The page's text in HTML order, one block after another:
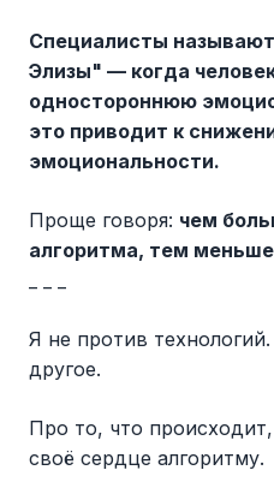
Специалисты
Элизы" — когда
одностороннюю
это приводит к
эмоциональности.
Проще говоря: чем
алгоритма, тем
Я не против
другое.
Про то, что
своё сердце алгоритму.